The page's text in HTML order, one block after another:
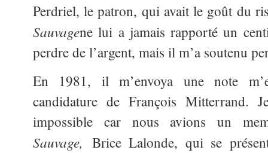
Perdriel, le patron, qui avait le goût du
Sauvagene lui a jamais rapporté un
perdre de l’argent, mais il m’a soutenu
En 1981, il m’envoya une note
candidature de François Mitterrand.
impossible car nous avions un
Sauvage, Brice Lalonde, qui se